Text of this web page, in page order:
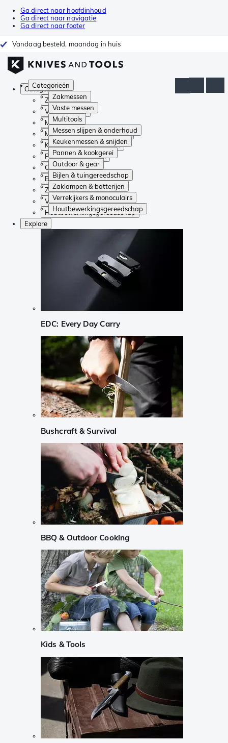
Ga direct naar hoofdinhoud
Ga direct naar navigatie
Ga direct naar footer
Vandaag besteld, maandag in huis
Categorieën
Zakmessen
Vaste messen
Multitools
Messen slijpen & onderhoud
Keukenmessen & snijden
Pannen & kookgerei
Outdoor & gear
Bijlen & tuingereedschap
Zaklampen & batterijen
Verrekijkers & monoculairs
Houtbewerkingsgereedschap
Categorieën
Zakmessen
Vaste messen
Multitools
Messen slijpen & onderhoud
Keukenmessen & snijden
Pannen & kookgerei
Outdoor & gear
Bijlen & tuingereedschap
Zaklampen & batterijen
Verrekijkers & monoculairs
Houtbewerkingsgereedschap
Explore
EDC: Every Day Carry
Bushcraft & Survival
BBQ & Outdoor Cooking
Kids & Tools